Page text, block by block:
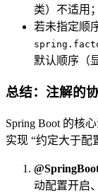
类）不适用；
若未指定顺
默认顺序（
总结：注解的
Spring Boot 的核
实现 “约定大于配
动配置开启